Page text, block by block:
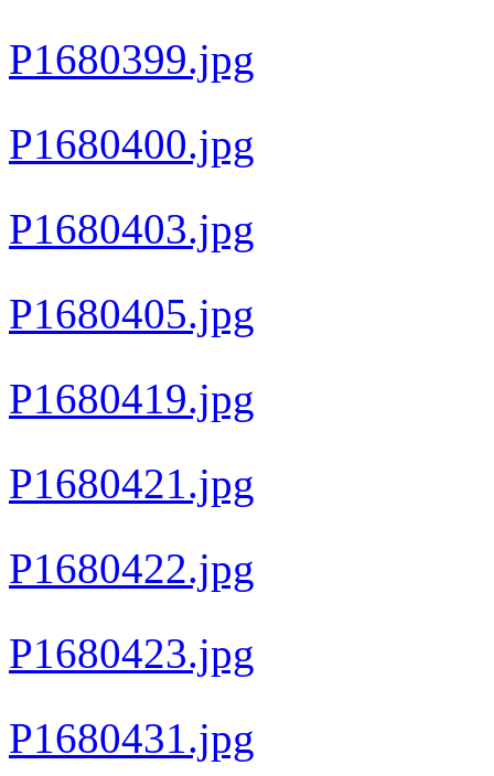
P1680399.jpg
P1680400.jpg
P1680403.jpg
P1680405.jpg
P1680419.jpg
P1680421.jpg
P1680422.jpg
P1680423.jpg
P1680431.jpg